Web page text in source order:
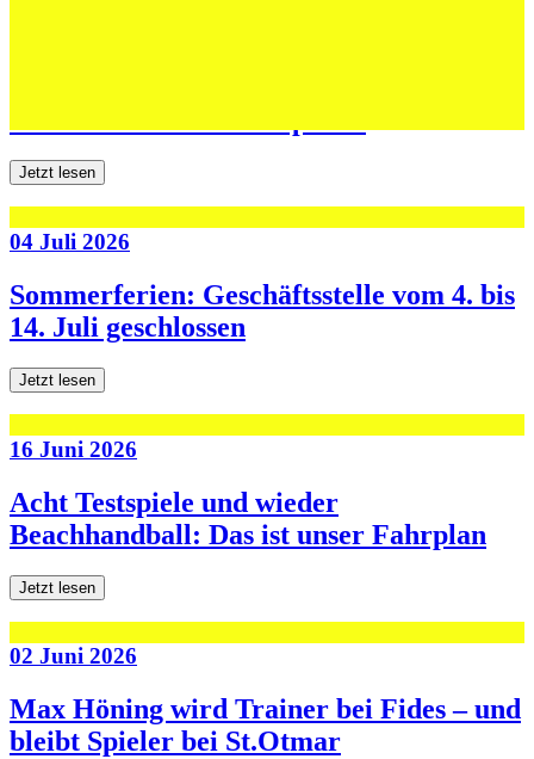
Jetzt lesen
04 Juli 2026
Sommerferien: Geschäftsstelle vom 4. bis
14. Juli geschlossen
Jetzt lesen
16 Juni 2026
Acht Testspiele und wieder
Beachhandball: Das ist unser Fahrplan
Jetzt lesen
02 Juni 2026
Max Höning wird Trainer bei Fides – und
bleibt Spieler bei St.Otmar